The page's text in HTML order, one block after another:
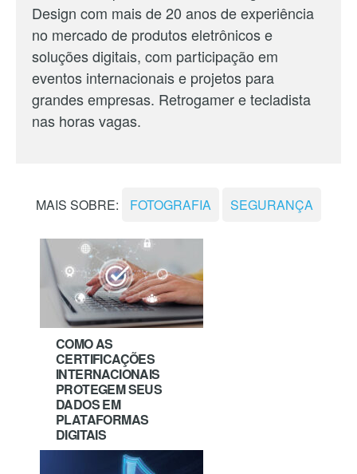
Design com mais de 20 anos de experiência
no mercado de produtos eletrônicos e
soluções digitais, com participação em
eventos internacionais e projetos para
grandes empresas. Retrogamer e tecladista
nas horas vagas.
MAIS SOBRE: FOTOGRAFIA SEGURANÇA
COMO AS
CERTIFICAÇÕES
INTERNACIONAIS
PROTEGEM SEUS
DADOS EM
PLATAFORMAS
DIGITAIS